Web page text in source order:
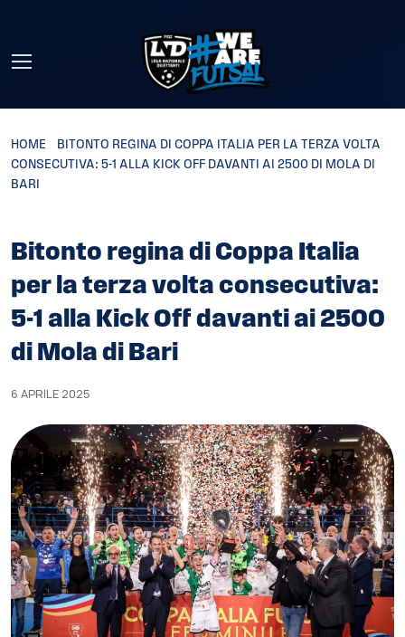
HOME
BITONTO REGINA DI COPPA ITALIA PER LA TERZA VOLTA
CONSECUTIVA: 5-1 ALLA KICK OFF DAVANTI AI 2500 DI MOLA DI
BARI
Bitonto regina di Coppa Italia
per la terza volta consecutiva:
5-1 alla Kick Off davanti ai 2500
di Mola di Bari
6 APRILE 2025